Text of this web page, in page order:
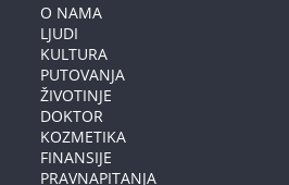
O NAMA
LJUDI
KULTURA
PUTOVANJA
ŽIVOTINJE
DOKTOR
KOZMETIKA
FINANSIJE
PRAVNAPITANJA